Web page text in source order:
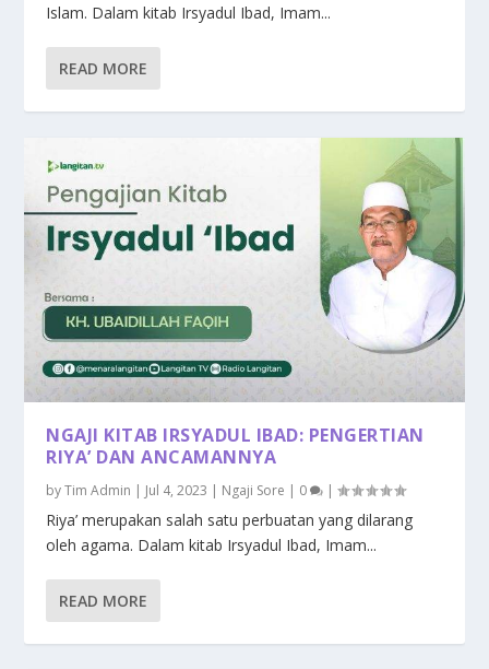
Islam. Dalam kitab Irsyadul Ibad, Imam...
READ MORE
NGAJI KITAB IRSYADUL IBAD: PENGERTIAN
RIYA’ DAN ANCAMANNYA
byTim Admin | Jul 4, 2023 | Ngaji Sore | 0 |
Riya’ merupakan salah satu perbuatan yang dilarang
oleh agama. Dalam kitab Irsyadul Ibad, Imam...
READ MORE